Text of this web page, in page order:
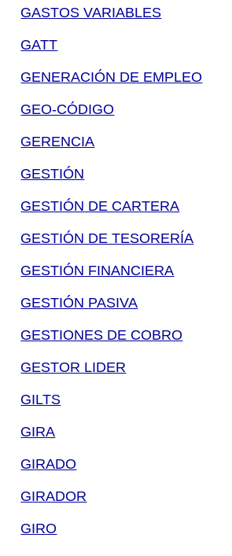
GASTOS VARIABLES
GATT
GENERACIÓN DE EMPLEO
GEO-CÓDIGO
GERENCIA
GESTIÓN
GESTIÓN DE CARTERA
GESTIÓN DE TESORERÍA
GESTIÓN FINANCIERA
GESTIÓN PASIVA
GESTIONES DE COBRO
GESTOR LIDER
GILTS
GIRA
GIRADO
GIRADOR
GIRO